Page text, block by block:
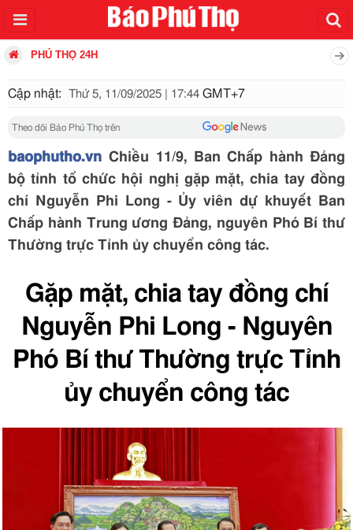
PHÚ THỌ 24H
Cập nhật: Thứ 5, 11/09/2025 | 17:44 GMT+7
Theo dõi Báo Phú Thọ trên
baophutho.vn Chiều 11/9, Ban Chấp hành Đảng
bộ tỉnh tổ chức hội nghị gặp mặt, chia tay đồng
chí Nguyễn Phi Long - Ủy viên dự khuyết Ban
Chấp hành Trung ương Đảng, nguyên Phó Bí thư
Thường trực Tỉnh ủy chuyển công tác.
Gặp mặt, chia tay đồng chí
Nguyễn Phi Long - Nguyên
Phó Bí thư Thường trực Tỉnh
ủy chuyển công tác